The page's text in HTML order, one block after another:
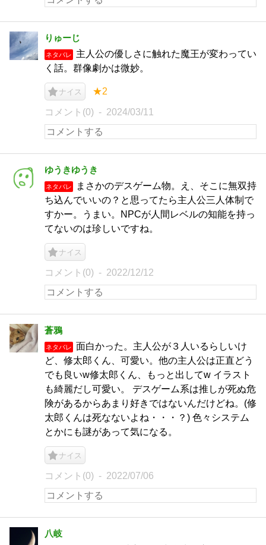
りゅーじ
ネタバレ
主人公の優しさに触れた魔王が変わってい
く話。群像劇かは微妙。
ナイス ★2
コメント(0) 2024/03/11
ゆうきゆうき
ネタバレ
まさかのデスゲーム物。え、そこに無双持
ち込んでいいの？と思ってたら主人公三人体制で
すかー。うまい。NPCが人間レベルの知能を持っ
てないのは珍しいですね。
ナイス
コメント(0) 2022/12/12
蒼鴉
ネタバレ
面白かった。主人公が３人いるらしいけ
ど、修太郎くん、可愛い。他の主人公は正直どう
でも良いw修太郎くん、もっと出してw イラスト
も綺麗だし可愛い。 デスゲーム系は推しが死ぬ危
険があるからあまり好きではないんだけどね。(修
太郎くんは死なないよね・・・？) 色々システム
とかにも謎があって気になる。
ナイス
コメント(0) 2022/07/06
八岐